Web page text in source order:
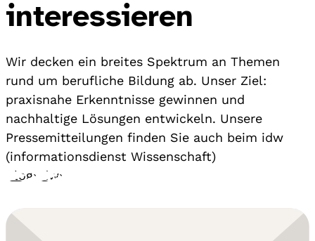
interessieren
Wir decken ein breites Spektrum an Themen
rund um berufliche Bildung ab. Unser Ziel:
praxisnahe Erkenntnisse gewinnen und
nachhaltige Lösungen entwickeln. Unsere
Pressemitteilungen finden Sie auch beim idw
(informationsdienst Wissenschaft)
Blog› idw›